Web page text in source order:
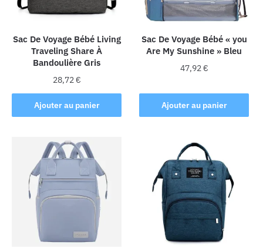
Sac De Voyage Bébé Living
Traveling Share À
Bandoulière Gris
28,72€
Ajouter au panier
Sac De Voyage Bébé « you
Are My Sunshine » Bleu
47,92€
Ajouter au panier